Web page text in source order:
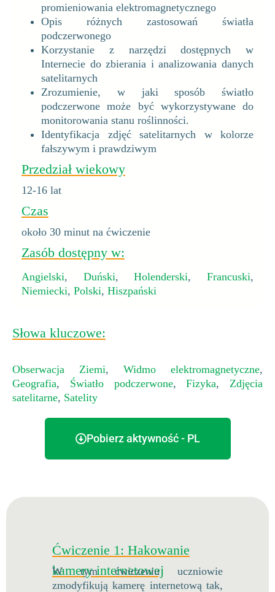
promieniowania elektromagnetycznego
Opis różnych zastosowań światła
podczerwonego
Korzystanie z narzędzi dostępnych w
Internecie do zbierania i analizowania danych
satelitarnych
Zrozumienie, w jaki sposób światło
podczerwone może być wykorzystywane do
monitorowania stanu roślinności.
Identyfikacja zdjęć satelitarnych w kolorze
fałszywym i prawdziwym
Przedział wiekowy
12-16 lat
Czas
około 30 minut na ćwiczenie
Zasób dostępny w:
Angielski, Duński,Holenderski,Francuski,
Niemiecki, Polski, Hiszpański
Słowa kluczowe:
Obserwacja Ziemi, Widmo elektromagnetyczne,
Geografia, Światło podczerwone,Fizyka, Zdjęcia
satelitarne, Satelity
Pobierz aktywność - PL
Ćwiczenie 1: Hakowanie
kamery internetowej
W tym ćwiczeniu uczniowie
zmodyfikują kamerę internetową tak,